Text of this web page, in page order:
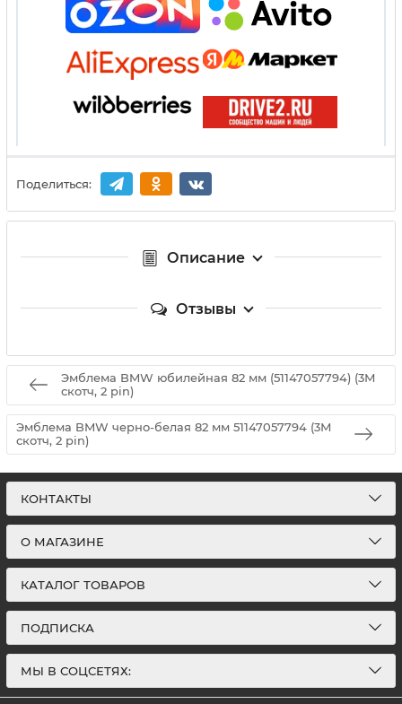
Поделиться:
Описание
Отзывы
Эмблема BMW юбилейная 82 мм (51147057794) (3М
скотч, 2 pin)
Эмблема BMW черно-белая 82 мм 51147057794 (3М
скотч, 2 pin)
КОНТАКТЫ
О МАГАЗИНЕ
КАТАЛОГ ТОВАРОВ
ПОДПИСКА
МЫ В СОЦСЕТЯХ: